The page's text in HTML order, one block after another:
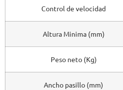
Control de velocidad
Altura Minima (mm)
Peso neto (Kg)
Ancho pasillo (mm)